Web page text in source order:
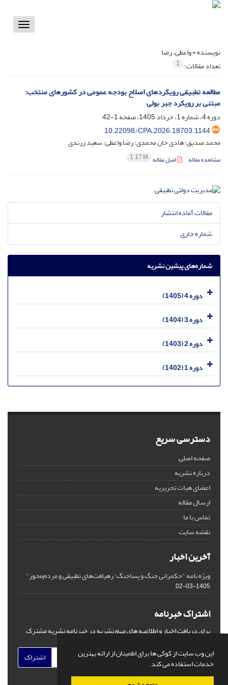
این وب سایت از کوکی ها برای اطمینان از ارائه بهترین
خدمات استفاده می کند.
Toggle
نویسنده =واعظی، رضا
تعداد مقالات: 1
مطالعه تطبیقی رویکردهای اصلاح بودجه عمومی در کشورهای منتخب:
مبتنی بر رویکرد جبر بولی
دوره 4، شماره 1، خرداد 1405، صفحه
1-42
10.22098/CPA.2026.18703.1144
محمد صدیق؛ هادی خان محمدی؛ رضا واعظی؛ سعید زرندی
مشاهده مقاله اصل مقاله 1.17 M
مقالات آماده انتشار
شماره جاری
شماره‌های پیشین نشریه
دوره 4 (1405)
دوره 3 (1404)
دوره 2 (1403)
دوره 1 (1402)
دسترسی سریع
صفحه اصلی
درباره نشریه
اعضای هیات تحریریه
ارسال مقاله
تماس با ما
نقشه سایت
آخرین اخبار
ویژه نامه "حکمرانی جنگ و پساجنگ: رهیافت‌های تطبیقی و مردم‌محور"
1405-03-02
اشتراک خبرنامه
برای دریافت اخبار و اطلاعیه های مهم نشریه در خبرنامه نشریه مشترک
اشتراک